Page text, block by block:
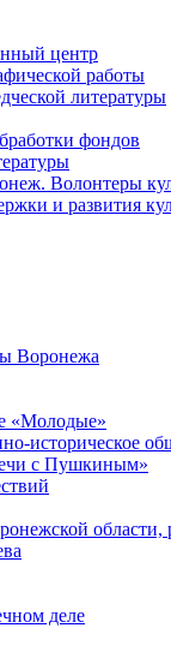
центр
работы
литературы
фондов
Волонтеры
и развития
Воронежа
«Молодые»
историческое
с Пушкиным»
деле